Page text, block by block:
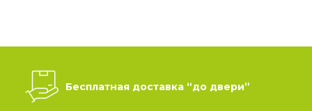
Бесплатная доставка “до двери”